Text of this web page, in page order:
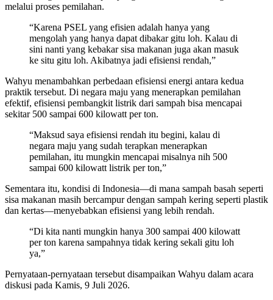
melalui proses pemilahan.
“Karena PSEL yang efisien adalah hanya yang
mengolah yang hanya dapat dibakar gitu loh. Kalau di
sini nanti yang kebakar sisa makanan juga akan masuk
ke situ gitu loh. Akibatnya jadi efisiensi rendah,”
Wahyu menambahkan perbedaan efisiensi energi antara kedua
praktik tersebut. Di negara maju yang menerapkan pemilahan
efektif, efisiensi pembangkit listrik dari sampah bisa mencapai
sekitar 500 sampai 600 kilowatt per ton.
“Maksud saya efisiensi rendah itu begini, kalau di
negara maju yang sudah terapkan menerapkan
pemilahan, itu mungkin mencapai misalnya nih 500
sampai 600 kilowatt listrik per ton,”
Sementara itu, kondisi di Indonesia—di mana sampah basah seperti
sisa makanan masih bercampur dengan sampah kering seperti plastik
dan kertas—menyebabkan efisiensi yang lebih rendah.
“Di kita nanti mungkin hanya 300 sampai 400 kilowatt
per ton karena sampahnya tidak kering sekali gitu loh
ya,”
Pernyataan-pernyataan tersebut disampaikan Wahyu dalam acara
diskusi pada Kamis, 9 Juli 2026.